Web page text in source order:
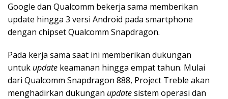
Google dan Qualcomm bekerja sama memberikan
update hingga 3 versi Android pada smartphone
dengan chipset Qualcomm Snapdragon.
Pada kerja sama saat ini memberikan dukungan
untuk update keamanan hingga empat tahun. Mulai
dari Qualcomm Snapdragon 888, Project Treble akan
menghadirkan dukungan updatesistem operasi dan